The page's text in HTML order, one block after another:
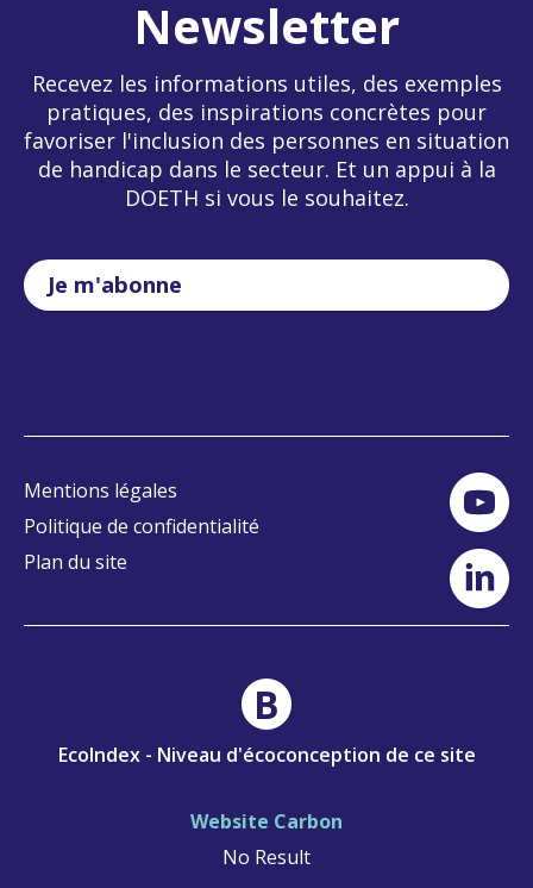
Newsletter
Recevez les informations utiles, des exemples
pratiques, des inspirations concrètes pour
favoriser l'inclusion des personnes en situation
de handicap dans le secteur. Et un appui à la
DOETH si vous le souhaitez.
Je m'abonne
Mentions légales
Politique de confidentialité
Plan du site
EcoIndex - Niveau d'écoconception de ce site
B
Website Carbon
No Result